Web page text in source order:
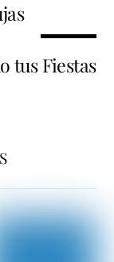
tus Fiestas